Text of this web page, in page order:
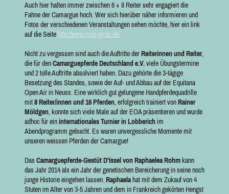
Auch hier halten immer zwischen 6 + 8 Reiter sehr engagiert die
Fahne der Camargue hoch. Wer sich hierüber näher informieren und
Fotos der verschiedenen Veranstaltungen sehen möchte, hier ein link
auf die Seitehttp://www.mas-girau.de/
Nicht zu vergessen sind auch die Auftritte derReiterinnenund Reiter,
die für denCamarguepferde Deutschland e.V.viele Übungstermine
und 2 tolle Auftritte absolviert haben. Dazu gehörte die 3-tägige
Besetzung des Standes, sowie der Auf- und Abbau auf der Equitana
Open Air in Neuss. Eine wirklich gut gelungene Handpferdequadrille
mit8 Reiter/innen und 16 Pferden , erfolgreich trainiert vonRainer
Möldgen , konnte sich viele Male auf der EOA präsentieren und wurde
adhoc für eininternationales Turnier in Lobberichim
Abendprogramm gebucht. Es waren unvergessliche Momente mit
unseren weissen Pferden der Camargue!
DasCamarguepferde-GestütD'Issel von Raphaelea Rohm kann
das Jahr 2014 als ein Jahr der genetischen Bereicherung in seine noch
junge Historie eingehen lassen. Raphaelahat mit dem Zukauf von 4
Stuten im Alter von 3-5 Jahren und dem in Frankreich gekörten Hengst